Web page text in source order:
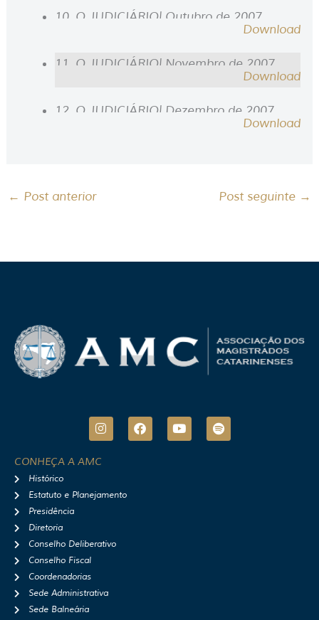
10. O JUDICIÁRIO| Outubro de 2007
Download
11. O JUDICIÁRIO| Novembro de 2007
Download
12. O JUDICIÁRIO| Dezembro de 2007
Download
← Post anterior Post seguinte →
I
n
t
r
F
a
Y
o
S
p
CONHEÇA A AMC
Histórico
Estatuto e Planejamento
Presidência
Diretoria
Conselho Deliberativo
Conselho Fiscal
Coordenadorias
Sede Administrativa
Sede Balneária